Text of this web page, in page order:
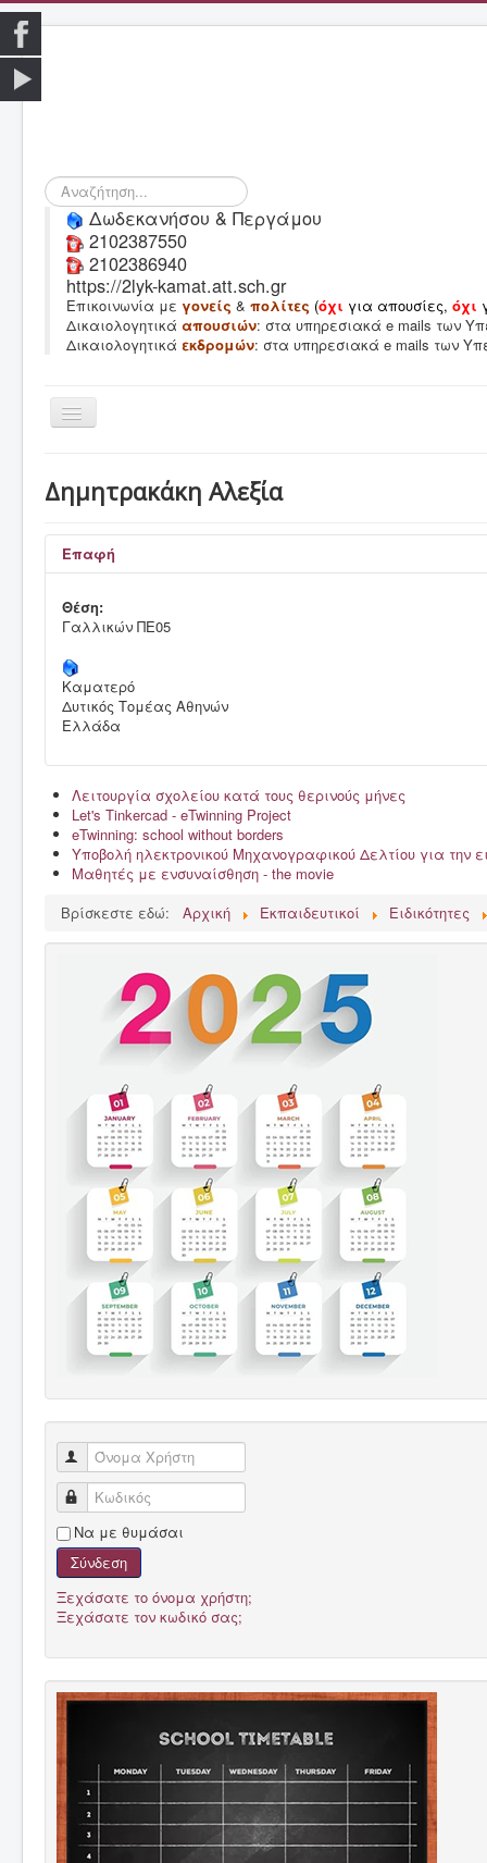
Αναζήτηση...
Δωδεκανήσου & Περγάμου
2102387550
2102386940
https://2lyk-kamat.att.sch.gr
Επικοινωνία με γονείς & πολίτες (όχι για απουσίες, όχι
Δικαιολογητικά απουσιών: στα υπηρεσιακά e mails των
Δικαιολογητικά εκδρομών: στα υπηρεσιακά e mails των
Εναλλαγή
Δράσεις, εκδρομές & γιορτές
Μαθητές
Εκπαιδευτικοί
Έντυπα
Σύλλογος γονέων & κηδεμόνων
Δημητρακάκη Αλεξία
Επαφή
Θέση:
Γαλλικών ΠΕ05
Καματερό
Δυτικός Τομέας Αθηνών
Ελλάδα
Λειτουργία σχολείου κατά τους θερινούς μήνες
Let's Tinkercad - eTwinning Project
eTwinning: school without borders
Υποβολή ηλεκτρονικού Μηχανογραφικού Δελτίου για
Μαθητές με ενσυναίσθηση - the movie
Βρίσκεστε εδώ:
Αρχική Εκπαιδευτικοί Ειδικότητες
Όνομα Χρήστη
Κωδικός
Να με θυμάσαι
Σύνδεση
Ξεχάσατε το όνομα χρήστη;
Ξεχάσατε τον κωδικό σας;